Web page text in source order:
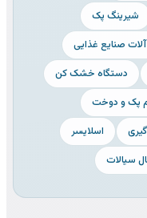
شیرینگ پک
صنایع غذایی
دستگاه خشک کن
پک و دوخت
اسلایسر
سیالات